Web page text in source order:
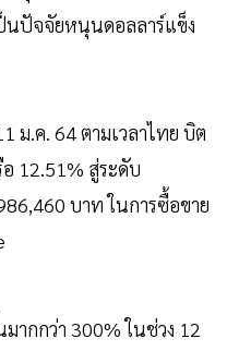
ปัจจัยหนุนดอลลาร์แข็ง
ม.ค. 64 ตามเวลาไทย บิต
12.51% สู่ระดับ
บาท ในการซื้อขาย
ากกว่า 300% ในช่วง 12